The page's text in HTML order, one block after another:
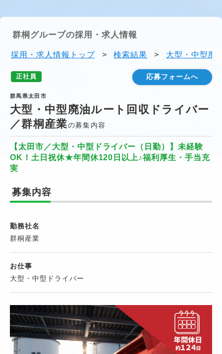
群桐グループの採用・求人情報
採用・求人情報トップ > 検索結果 > 大型・中型廃
正社員 応募フォームへ
群馬県太田市
大型・中型廃油ルート回収ドライバー
／群桐産業の募集内容
【太田市／大型・中型ドライバー（日勤）】未経験
OK！土日祝休★年間休120日以上♪福利厚生・手当充
実
募集内容
勤務社名
群桐産業
お仕事
大型・中型ドライバー